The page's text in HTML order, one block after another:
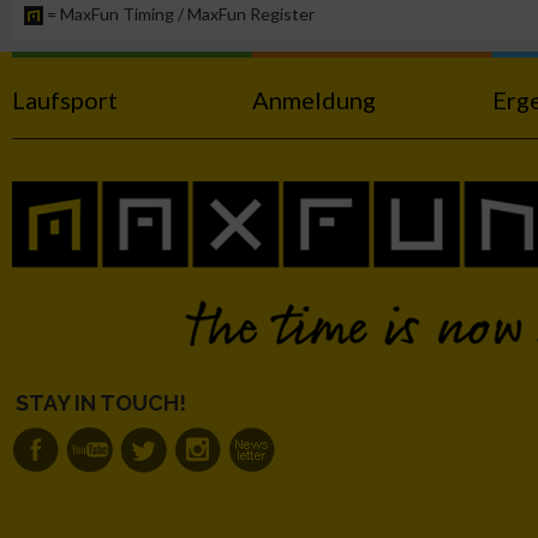
= MaxFun Timing / MaxFun Register
Laufsport Anmeldung
STAY IN TOUCH!
Entwicklung und Verbesserung der Angebote
Verwendung genauer Standortdaten
Geräte anhand von aktiv angeforderten Informationen